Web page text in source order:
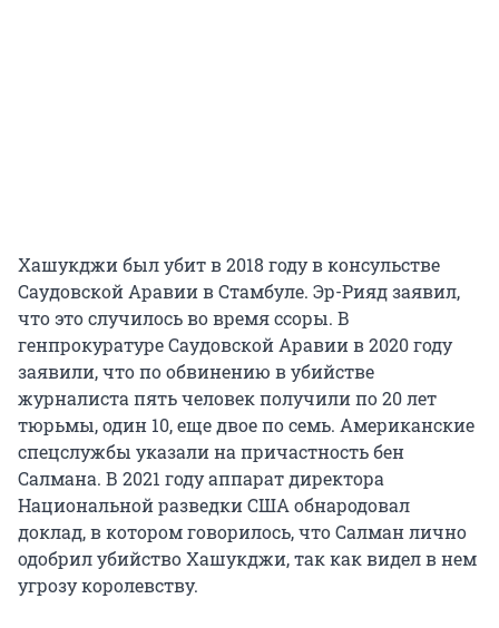
Хашукджи был убит в 2018 году в консульстве
Саудовской Аравии в Стамбуле. Эр-Рияд заявил,
что это случилось во время ссоры. В
генпрокуратуре Саудовской Аравии в 2020 году
заявили, что по обвинению в убийстве
журналиста пять человек получили по 20 лет
тюрьмы, один 10, еще двое по семь. Американские
спецслужбы указали на причастность бен
Салмана. В 2021 году аппарат директора
Национальной разведки США обнародовал
доклад, в котором говорилось, что Салман лично
одобрил убийство Хашукджи, так как видел в нем
угрозу королевству.